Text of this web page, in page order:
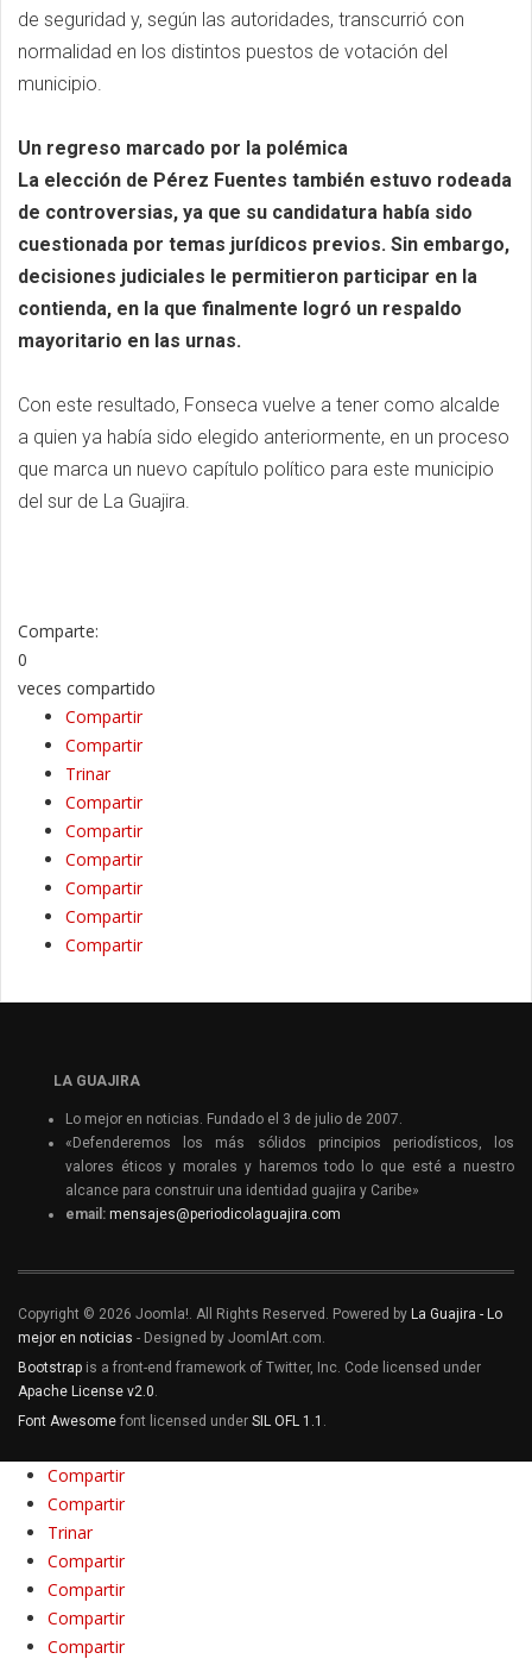
de seguridad y, según las autoridades, transcurrió con
normalidad en los distintos puestos de votación del
municipio.
Un regreso marcado por la polémica
La elección de Pérez Fuentes también estuvo rodeada
de controversias, ya que su candidatura había sido
cuestionada por temas jurídicos previos. Sin embargo,
decisiones judiciales le permitieron participar en la
contienda, en la que finalmente logró un respaldo
mayoritario en las urnas.
Con este resultado, Fonseca vuelve a tener como alcalde
a quien ya había sido elegido anteriormente, en un proceso
que marca un nuevo capítulo político para este municipio
del sur de La Guajira.
Comparte:
0
veces compartido
Compartir
Compartir
Trinar
Compartir
Compartir
Compartir
Compartir
Compartir
Compartir
LA GUAJIRA
Lo mejor en noticias. Fundado el 3 de julio de 2007.
«Defenderemos los más sólidos principios periodísticos, los
valores éticos y morales y haremos todo lo que esté a nuestro
alcance para construir una identidad guajira y Caribe»
email: mensajes@periodicolaguajira.com
Copyright © 2026 Joomla!. All Rights Reserved. Powered by La Guajira - Lo
mejor en noticias - Designed by JoomlArt.com.
Bootstrap is a front-end framework of Twitter, Inc. Code licensed under
Apache License v2.0
Font Awesome font licensed under SIL OFL 1.1
Compartir
Compartir
Trinar
Compartir
Compartir
Compartir
Compartir